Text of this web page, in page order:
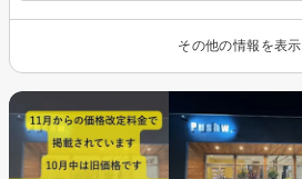
その他の情報を表示